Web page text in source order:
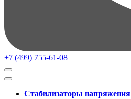
+7 (499) 755-61-08
Стабилизаторы напряжения